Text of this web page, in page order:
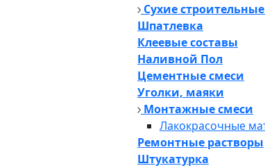
Сухие
Шпатлевка
Клеевые составы
Наливной Пол
Цементные смеси
Уголки, маяки
Монтажные смеси
Лакокрасочные
Ремонтные растворы
Штукатурка